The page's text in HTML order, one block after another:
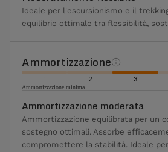
Ideale per l'escursionismo e il
equilibrio ottimale tra flessibilità,
Ammortizzazione
1 2 3
Ammortizzazione minima
Ammortizzazione moderata
Ammortizzazione equilibrata per un
sostegno ottimali. Assorbe
compromettere la stabilità. Ideale